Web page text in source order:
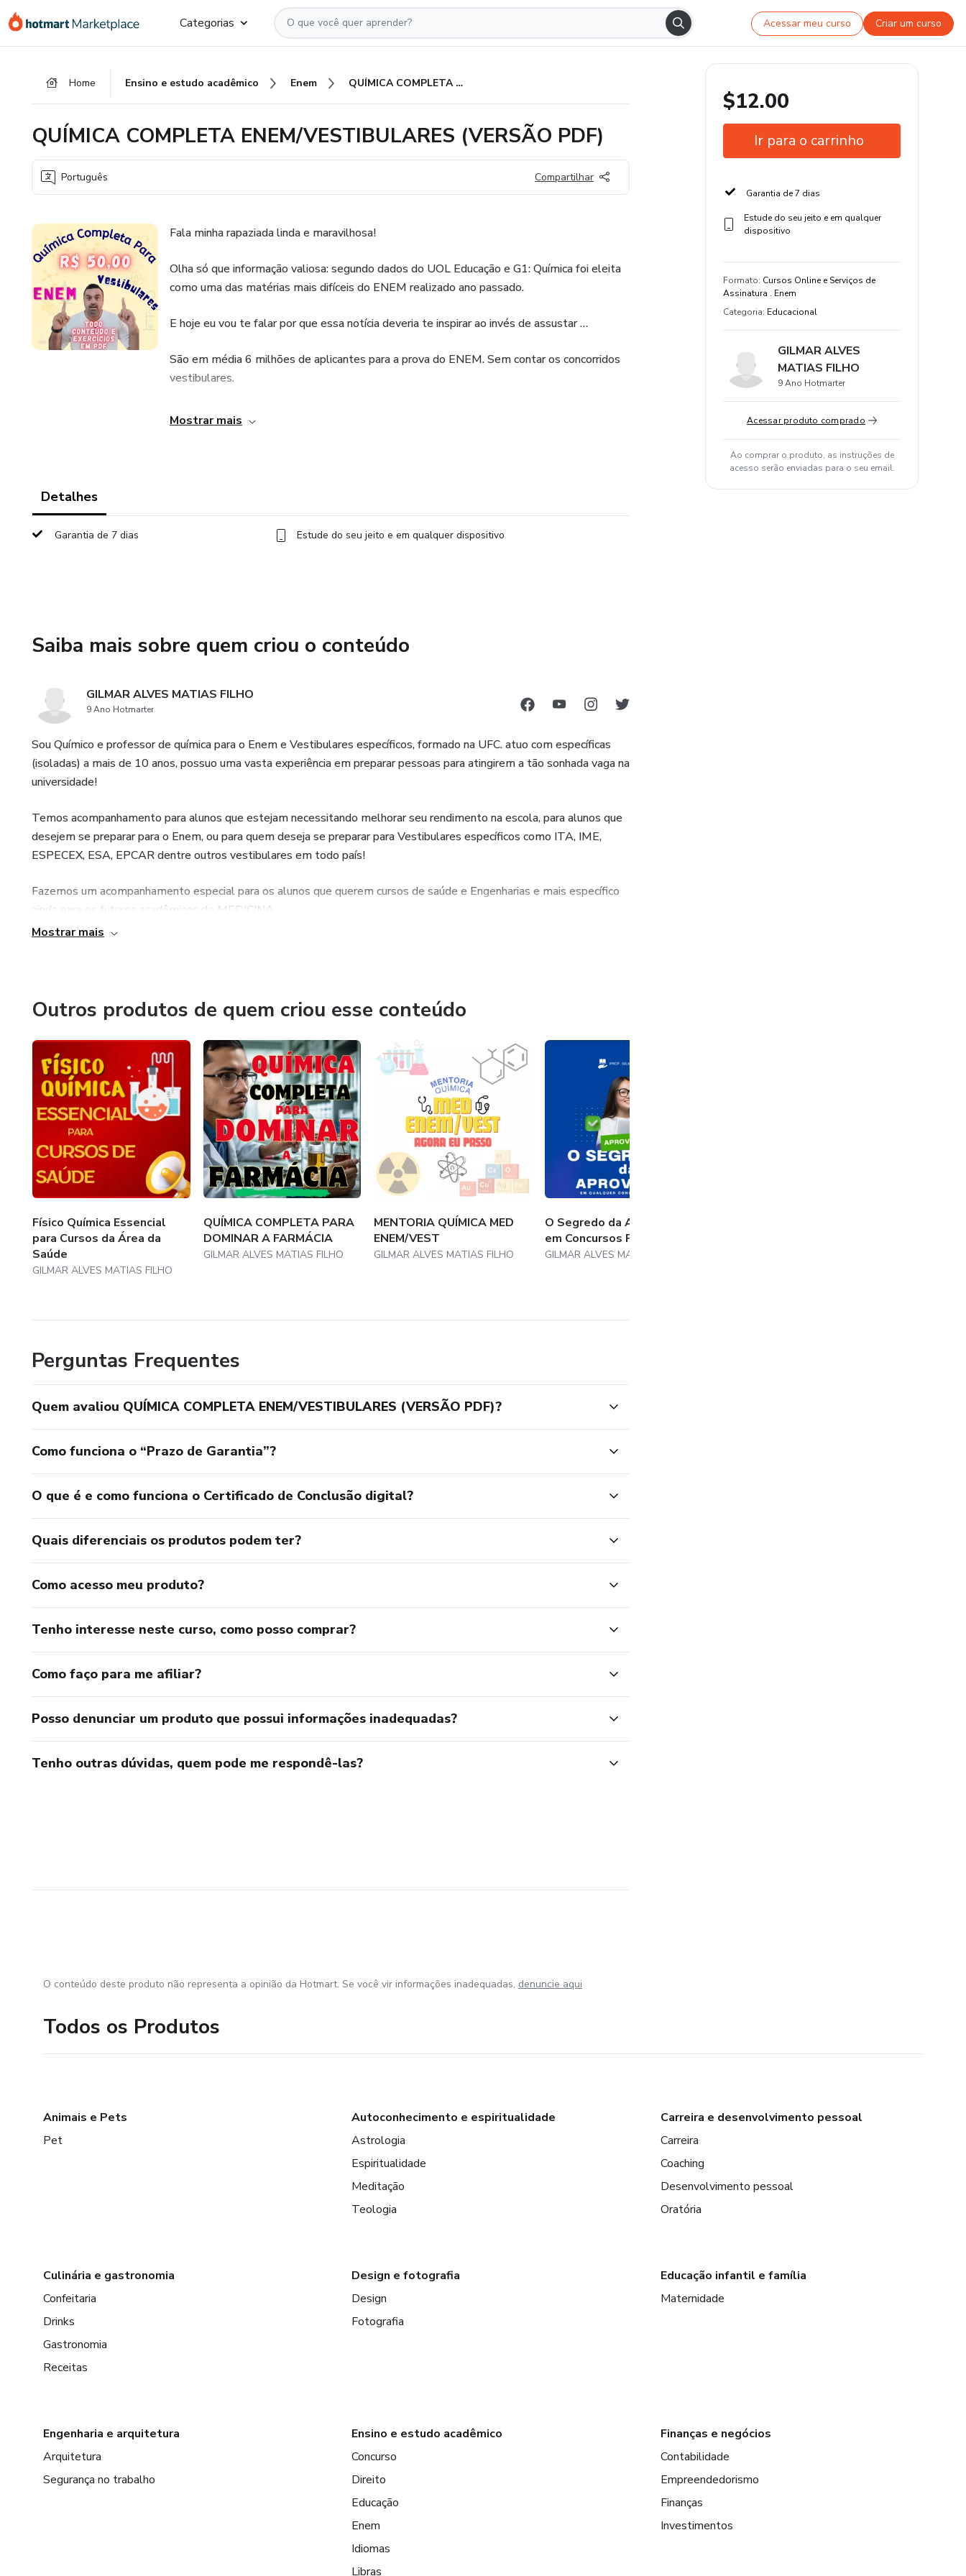
para
para
para
Categorias Acessar meu curso Criar um curso
Home Ensino e estudo acadêmico Enem QUÍMICA COMPLETA ENEM/VESTIBULARES (VERSÃO PDF)
QUÍMICA COMPLETA ENEM/VESTIBULARES (VERSÃO PDF)
Português Compartilhar
Fala minha rapaziada linda e maravilhosa!
Olha só que informação valiosa: segundo dados do UOL Educação e G1: Química foi eleita
como uma das matérias mais difíceis do ENEM realizado ano passado.
E hoje eu vou te falar por que essa notícia deveria te inspirar ao invés de assustar …
São em média 6 milhões de aplicantes para a prova do ENEM. Sem contar os concorridos
vestibulares.
Você realmente acredita que é possível conseguir uma aprovação utilizando as mesmas
estudantes do Brasil.
90% dos estudantes vão se dar mal em Química.
Por isso resolvi te apresentar uma oportunidade HOJE!
Eles finalmente começaram a perder o medo e entender de verdade essa matéria.
“[...] foi pra mim ótimo, sensacional. E graças ao curso dele, à metodologia, forma de ensinar
Quer saber por quê o difícil ficou fácil?
Porque temos aulas completas de Química, aulas teóricas cheias de macetes e maldades
que só eu ensino e do material de apoio com teoria e exercícios agora está aberta uma
oportunidade LIMITADA:
Mostrar mais
Detalhes
Garantia de 7 dias Estude do seu jeito e em qualquer dispositivo
Saiba mais sobre quem criou o conteúdo
GILMAR ALVES MATIAS FILHO
9 Ano Hotmarter
Sou Químico e professor de química para o Enem e Vestibulares específicos, formado na UFC. atuo com específicas
(isoladas) a mais de 10 anos, possuo uma vasta experiência em preparar pessoas para atingirem a tão sonhada vaga na
universidade!
Temos acompanhamento para alunos que estejam necessitando melhorar seu rendimento na escola, para alunos que
desejem se preparar para o Enem, ou para quem deseja se preparar para Vestibulares específicos como ITA, IME,
ESPECEX, ESA, EPCAR dentre outros vestibulares em todo país!
Fazemos um acompanhamento especial para os alunos que querem cursos de saúde e Engenharias e mais específico
ainda para os futuros acadêmicos de MEDICINA.
Mostrar mais
Outros produtos de quem criou esse conteúdo
Físico Química Essencial
para Cursos da Área da
Saúde
GILMAR ALVES MATIAS FILHO
QUÍMICA COMPLETA PARA
DOMINAR A FARMÁCIA
GILMAR ALVES MATIAS FILHO
MENTORIA QUÍMICA MED
ENEM/VEST
GILMAR ALVES MATIAS FILHO
O Segredo da APROVAÇÃO
em Concursos Públicos!
GILMAR ALVES MATIAS FILHO
Perguntas Frequentes
Quem avaliou QUÍMICA COMPLETA ENEM/VESTIBULARES (VERSÃO PDF)?
Como funciona o “Prazo de Garantia”?
O que é e como funciona o Certificado de Conclusão digital?
Quais diferenciais os produtos podem ter?
Como acesso meu produto?
Tenho interesse neste curso, como posso comprar?
Como faço para me afiliar?
Posso denunciar um produto que possui informações inadequadas?
Tenho outras dúvidas, quem pode me respondê-las?
$12.00
Ir para o carrinho
Garantia de 7 dias
Estude do seu jeito e em qualquer
dispositivo
Formato: Cursos Online e Serviços de
Assinatura . Enem
Categoria: Educacional
GILMAR ALVES
MATIAS FILHO
9 Ano Hotmarter
Acessar produto comprado
Ao comprar o produto, as instruções de
acesso serão enviadas para o seu email.
O conteúdo deste produto não representa a opinião da Hotmart. Se você vir informações inadequadas, denuncie aqui
Todos os Produtos
Animais e Pets
Pet
Autoconhecimento e espiritualidade
Astrologia
Espiritualidade
Meditação
Teologia
Carreira e desenvolvimento pessoal
Carreira
Coaching
Desenvolvimento pessoal
Oratória
Culinária e gastronomia
Confeitaria
Drinks
Gastronomia
Receitas
Design e fotografia
Design
Fotografia
Educação infantil e família
Maternidade
Engenharia e arquitetura
Arquitetura
Segurança no trabalho
Ensino e estudo acadêmico
Concurso
Direito
Educação
Enem
Idiomas
Libras
Finanças e negócios
Contabilidade
Empreendedorismo
Finanças
Investimentos